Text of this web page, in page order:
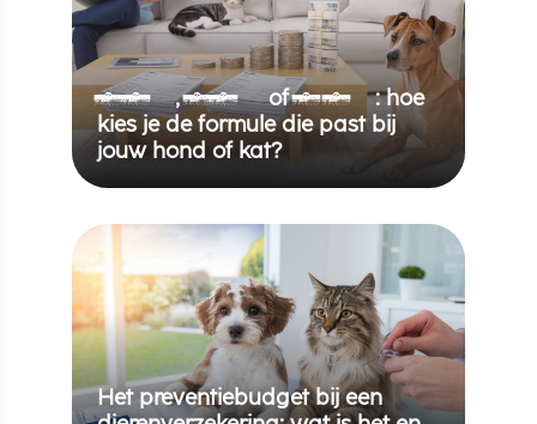
50%, 70% of 90%: hoe
kies je de formule die past bij
jouw hond of kat?
Het preventiebudget bij een